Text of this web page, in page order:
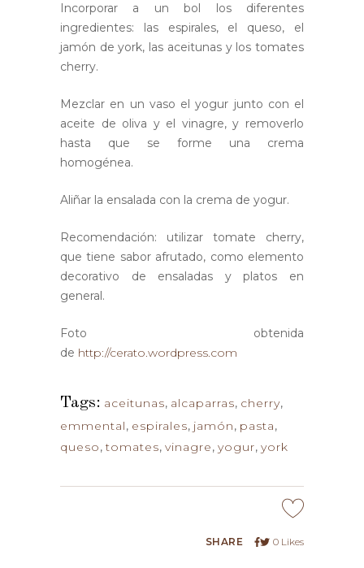
Incorporar a un bol los diferentes
ingredientes: las espirales, el queso, el
jamón de york, las aceitunas y los tomates
cherry.
Mezclar en un vaso el yogur junto con el
aceite de oliva y el vinagre, y removerlo
hasta que se forme una crema
homogénea.
Aliñar la ensalada con la crema de yogur.
Recomendación: utilizar tomate cherry,
que tiene sabor afrutado, como elemento
decorativo de ensaladas y platos en
general.
Foto obtenida
de http://cerato.wordpress.com
Tags: aceitunas, alcaparras, cherry,
emmental, espirales, jamón, pasta,
queso,tomates, vinagre, yogur, york
SHARE 0 Likes